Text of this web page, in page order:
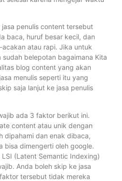
penulis content tersebut
baca, huruf besar kecil, dan
atau rapi. Jika untuk
sudah belepotan bagaimana Kita
blog content yang akan
menulis seperti itu yang
saja lanjut ke jasa penulis
ada 3 faktor berikut ini.
content atau unik dengan
dipahami dan enak dibaca,
bisa dimengerti oleh google.
(Latent Semantic Indexing)
Anda boleh skip ke jasa
tersebut tidak mereka